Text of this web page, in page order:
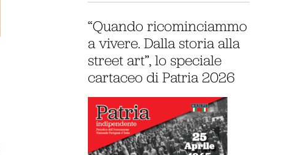
“Quando ricominciammo
a vivere. Dalla storia alla
street art”, lo speciale
cartaceo di Patria 2026